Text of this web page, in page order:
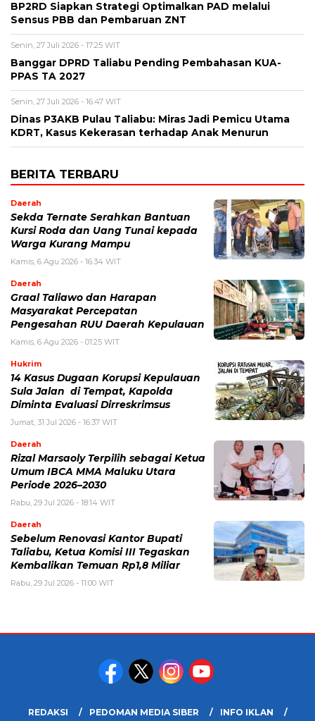
BP2RD Siapkan Strategi Optimalkan PAD melalui
Sensus PBB dan Pembaruan ZNT
Senin, 27 Juli 2026 - 17:25 WIT
Banggar DPRD Taliabu Pending Pembahasan KUA-
PPAS TA 2027
Senin, 27 Juli 2026 - 16:47 WIT
Dinas P3AKB Pulau Taliabu: Miras Jadi Pemicu Utama
KDRT, Kasus Kekerasan terhadap Anak Menurun
BERITA TERBARU
Daerah
Sekda Ternate Serahkan Bantuan
Kursi Roda dan Uang Tunai kepada
Warga Kurang Mampu
Kamis, 6 Agu 2026 - 16:34 WIT
Daerah
Graal Taliawo dan Harapan
Masyarakat Percepatan
Pengesahan RUU Daerah Kepulauan
Kamis, 6 Agu 2026 - 01:25 WIT
Hukrim
14 Kasus Dugaan Korupsi Kepulauan
Sula Jalan di Tempat, Kapolda
Diminta Evaluasi Dirreskrimsus
Jumat, 31 Jul 2026 - 16:37 WIT
Daerah
Rizal Marsaoly Terpilih sebagai Ketua
Umum IBCA MMA Maluku Utara
Periode 2026–2030
Rabu, 29 Jul 2026 - 18:14 WIT
Daerah
Sebelum Renovasi Kantor Bupati
Taliabu, Ketua Komisi III Tegaskan
Kembalikan Temuan Rp1,8 Miliar
Rabu, 29 Jul 2026 - 11:00 WIT
REDAKSI PEDOMAN MEDIA SIBER INFO IKLAN